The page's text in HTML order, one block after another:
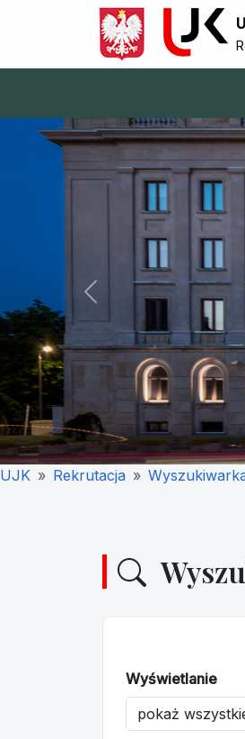
Previous
UJK Rekrutacja
Wyświetlanie